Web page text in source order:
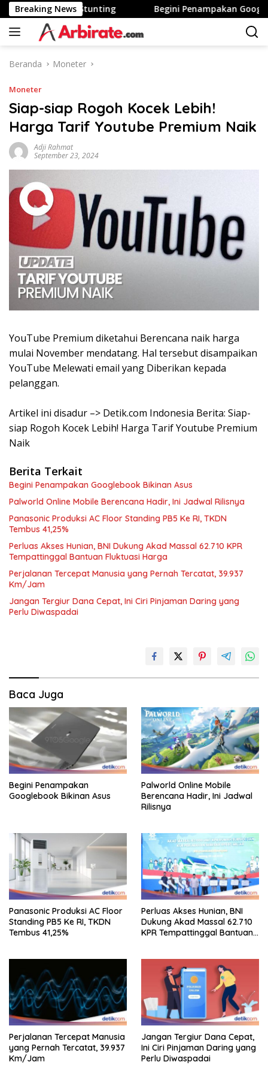
Langsung
ke
konten
Breaking News
Area Tinggi Stunting Begini Penampakan
Beranda Moneter
Moneter
Siap-siap Rogoh Kocek Lebih!
Harga Tarif Youtube Premium Naik
Adji Rahmat
September 23, 2024
YouTube Premium diketahui Berencana naik harga
mulai November mendatang. Hal tersebut disampaikan
YouTube Melewati email yang Diberikan kepada
pelanggan.
Artikel ini disadur –> Detik.com Indonesia Berita: Siap-
siap Rogoh Kocek Lebih! Harga Tarif Youtube Premium
Naik
Berita Terkait
Begini Penampakan Googlebook Bikinan Asus
Palworld Online Mobile Berencana Hadir, Ini Jadwal Rilisnya
Panasonic Produksi AC Floor Standing PB5 Ke RI, TKDN
Tembus 41,25%
Perluas Akses Hunian, BNI Dukung Akad Massal 62.710 KPR
Tempattinggal Bantuan Fluktuasi Harga
Perjalanan Tercepat Manusia yang Pernah Tercatat, 39.937
Km/Jam
Jangan Tergiur Dana Cepat, Ini Ciri Pinjaman Daring yang
Perlu Diwaspadai
Baca Juga
Begini Penampakan
Googlebook Bikinan Asus
Palworld Online Mobile
Berencana Hadir, Ini Jadwal
Rilisnya
Panasonic Produksi AC Floor
Standing PB5 Ke RI, TKDN
Tembus 41,25%
Perluas Akses Hunian, BNI
Dukung Akad Massal 62.710
KPR Tempattinggal Bantuan
Perjalanan Tercepat Manusia
yang Pernah Tercatat, 39.937
Km/Jam
Jangan Tergiur Dana Cepat,
Ini Ciri Pinjaman Daring yang
Perlu Diwaspadai